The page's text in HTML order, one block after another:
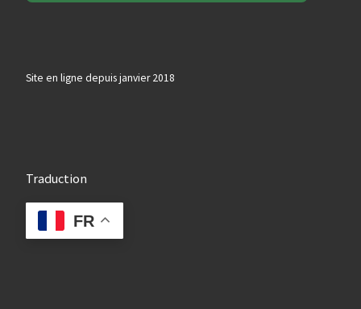
Site en ligne depuis janvier 2018
Traduction
FR